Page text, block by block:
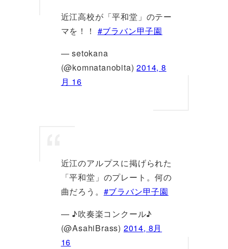
近江高校が「平和堂」のテー
マを！！ #ブラバン甲子園
— setokana
(@komnatanobita)2014, 8
月 16
近江のアルプスに掲げられた
「平和堂」のプレート。何の
曲だろう。 #ブラバン甲子園
— ♪吹奏楽コンクール♪
(@AsahiBrass) 2014, 8月
16